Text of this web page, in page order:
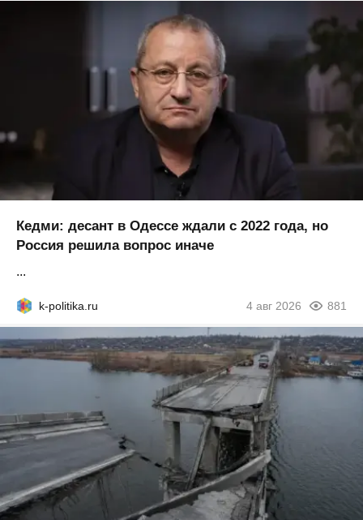
Кедми: десант в Одессе ждали с 2022 года, но
Россия решила вопрос иначе
...
k-politika.ru 4 авг 2026 881